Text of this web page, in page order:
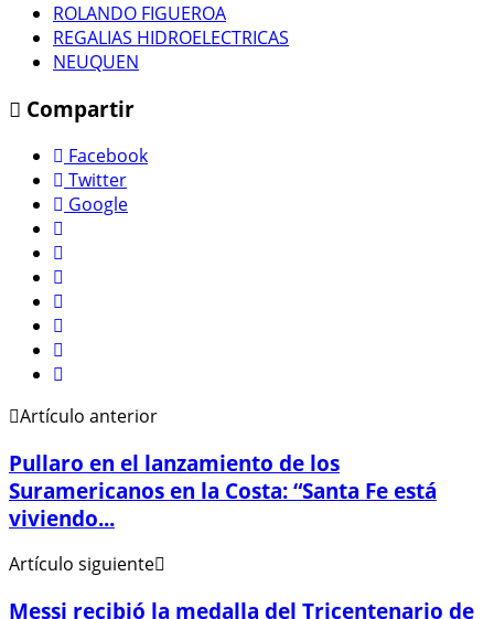
ROLANDO FIGUEROA
REGALIAS HIDROELECTRICAS
NEUQUEN
Compartir
Facebook
Twitter
Google
Artículo anterior
Pullaro en el lanzamiento de los
Suramericanos en la Costa: “Santa Fe está
viviendo...
Artículo siguiente
Messi recibió la medalla del Tricentenario de